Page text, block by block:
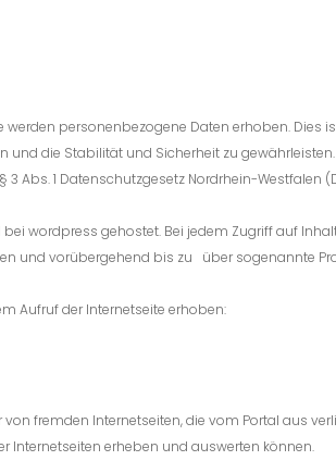
personenbezogene Daten erhoben. Dies
die Stabilität und Sicherheit zu gewährleisten.
3 Abs. 1 Datenschutzgesetz Nordrhein-
bei wordpress gehostet. Bei jedem Zugriff auf
und vorübergehend bis zu
über sogenannte
Aufruf der Internetseite erhoben:
fremden Internetseiten, die vom Portal aus
Internetseiten erheben und auswerten können.